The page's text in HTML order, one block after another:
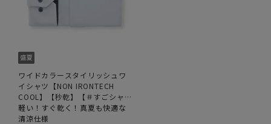
ワイドカラースタイリッシュワ
イシャツ【NON IRONTECH
COOL】【秒乾】【＃すごシャ
ツ】
軽い！すぐ乾く！真夏も快適な
清涼仕様